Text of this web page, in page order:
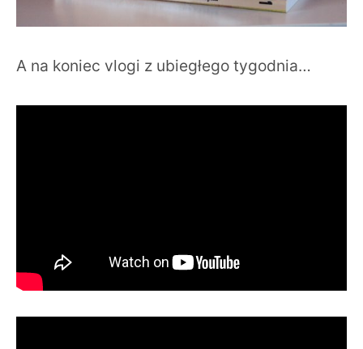
A na koniec vlogi z ubiegłego tygodnia…